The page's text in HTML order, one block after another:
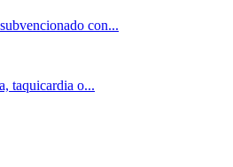
con...
taquicardia o...